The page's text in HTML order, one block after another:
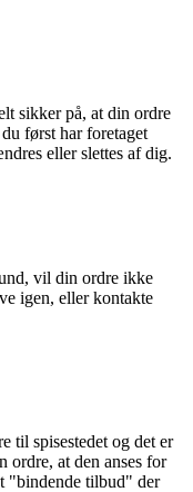
sikker på, at din ordre
først har foretaget
eller slettes af dig.
vil din ordre ikke
igen, eller kontakte
til spisestedet og det er
ordre, at den anses for
"bindende tilbud" der